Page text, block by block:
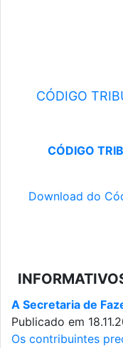
CÓDIGO
CÓDIGO
Download do
A Secretaria de
Publicado em
Os contribuintes